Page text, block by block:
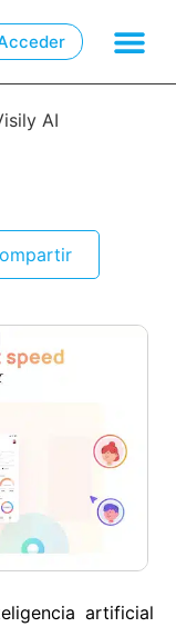
AI
artificial